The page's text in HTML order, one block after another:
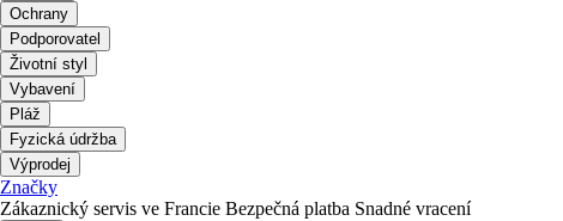
Ochrany
Podporovatel
Životní styl
Vybavení
Pláž
Fyzická údržba
Výprodej
Značky
Zákaznický servis ve Francie Bezpečná platba Snadné vracení